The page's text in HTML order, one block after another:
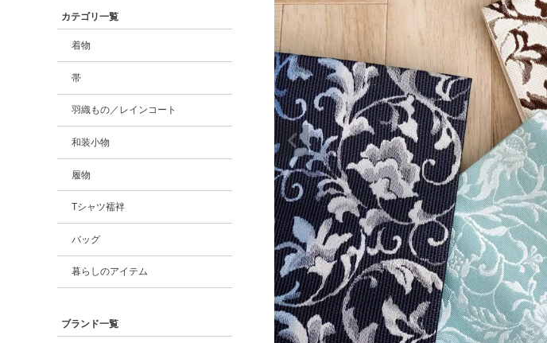
カテゴリ一覧
着物
帯
羽織もの／レインコート
和装小物
履物
Tシャツ襦袢
バッグ
暮らしのアイテム
ブランド一覧